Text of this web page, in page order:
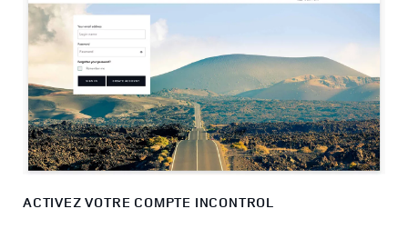
ACTIVEZ VOTRE COMPTE INCONTROL